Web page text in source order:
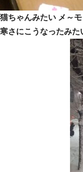
猫ちゃんみたい メ
寒さにこうなったみた